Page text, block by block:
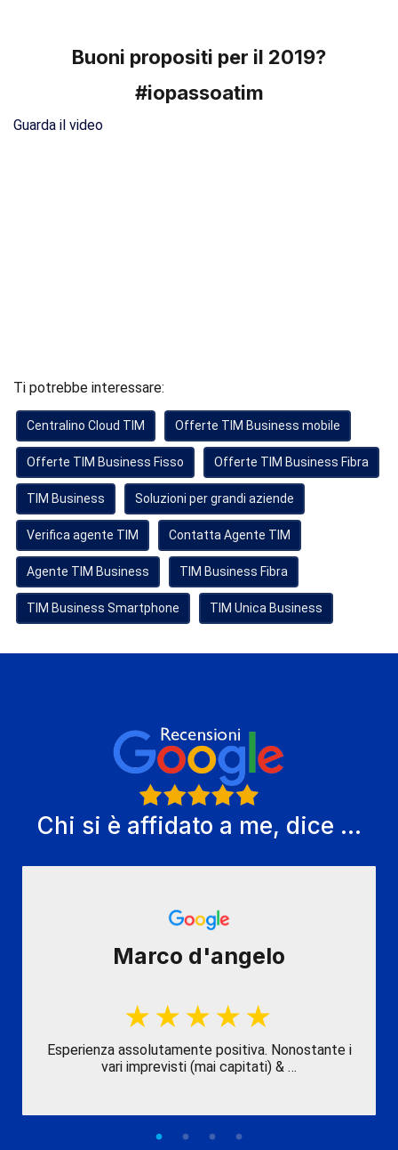
Buoni propositi per il 2019?
#iopassoatim
Guarda il video
Ti potrebbe interessare:
Centralino Cloud TIM Offerte TIM Business mobile
Offerte TIM Business Fisso Offerte TIM Business Fibra
TIM Business Soluzioni per grandi aziende
Verifica agente TIM Contatta Agente TIM
Agente TIM Business TIM Business Fibra
TIM Business Smartphone TIM Unica Business
Chi si è affidato a me, dice ...
Marco d'angelo
Esperienza assolutamente positiva. Nonostante i
vari imprevisti (mai capitati) & …